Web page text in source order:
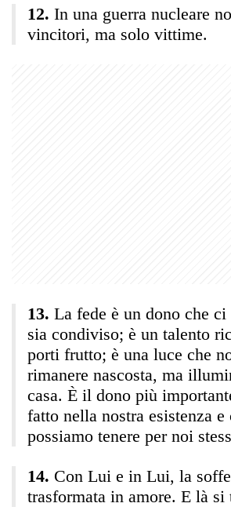
In una guerra nucleare
vincitori, ma solo vittime.
La fede è un dono che ci
sia condiviso; è un talento
porti frutto; è una luce che
rimanere nascosta, ma
casa. È il dono più
fatto nella nostra esistenza e
possiamo tenere per noi
Con Lui e in Lui, la
trasformata in amore. E là